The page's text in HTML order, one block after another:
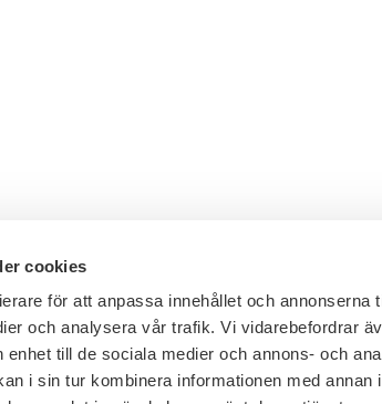
cookies
för att anpassa innehållet och annonserna
och analysera vår trafik. Vi vidarebefordrar
enhet till de sociala medier och annons- och
i sin tur kombinera informationen med annan
Telefon växel: 08 - 453 44 00
E-post: